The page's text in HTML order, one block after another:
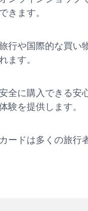
きます。
行や国際的な買い
ます。
全に購入できる安
験を提供します。
ードは多くの旅行